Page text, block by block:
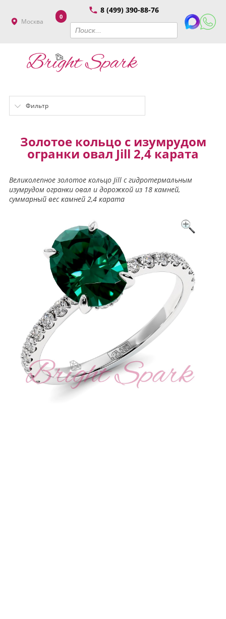
Москва
8 (499) 390-88-76
0
Фильтр
Золотое кольцо с изумрудом
огранки овал Jill 2,4 карата
Великолепное золотое кольцо Jill с гидротермальным
изумрудом огранки овал и дорожкой из 18 камней,
суммарный вес камней 2,4 карата